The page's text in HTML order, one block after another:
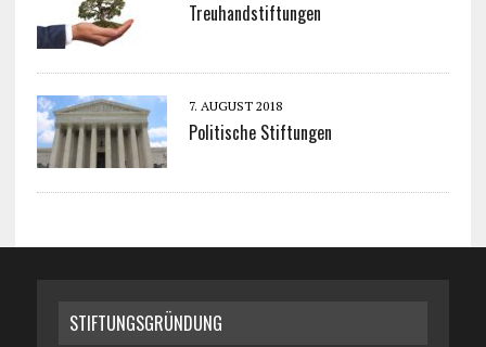
Treuhandstiftungen
7. AUGUST 2018
Politische Stiftungen
STIFTUNGSGRÜNDUNG